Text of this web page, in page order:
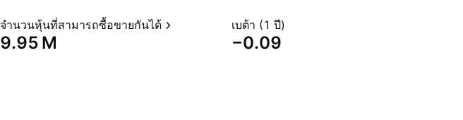
จำนวนหุ้นที่สามารถซื้อขายกันได้
‪9.95 M‬
เบต้า (1 ปี)
−0.09